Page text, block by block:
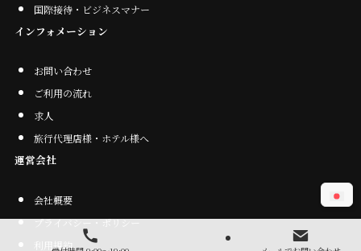
国際接待・ビジネスマナー
インフォメーション
お問い合わせ
ご利用の流れ
求人
旅行代理店様・ホテル様へ
運営会社
会社概要
プライバシー・ポリシー
利用規約